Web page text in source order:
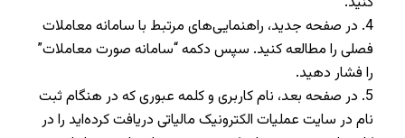
4. در صفحه جدید، راهنمایی‌های مرتبط با سامانه معاملات
فصلی را مطالعه کنید. سپس دکمه “سامانه صورت معاملات”
را فشار دهید.
5. در صفحه بعد، نام کاربری و کلمه عبوری که در هنگام ثبت
نام در سایت عملیات الکترونیک مالیاتی دریافت کرده‌اید را در